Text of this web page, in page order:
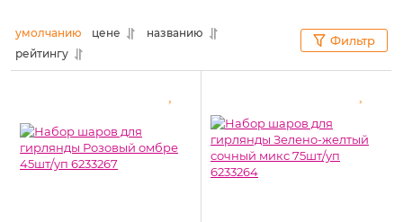
умолчанию цене
названию
рейтингу
Фильтр